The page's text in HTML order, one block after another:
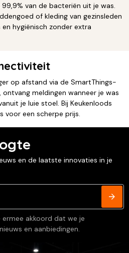
van de bacteriën uit je was.
of kleding van gezinsleden
hygiënisch zonder extra
op afstand via de SmartThings-
meldingen wanneer je was
je luie stoel. Bij Keukenloods
voor een scherpe prijs.
en de laatste innovaties in je
akkoord dat we je
en aanbiedingen.